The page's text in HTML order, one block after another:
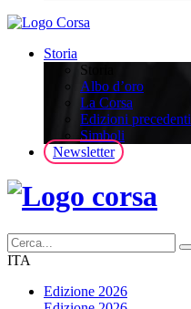
Storia
Storia
Albo d’oro
La Corsa
Edizioni precedenti
Simboli
Newsletter
ITA
Edizione 2026